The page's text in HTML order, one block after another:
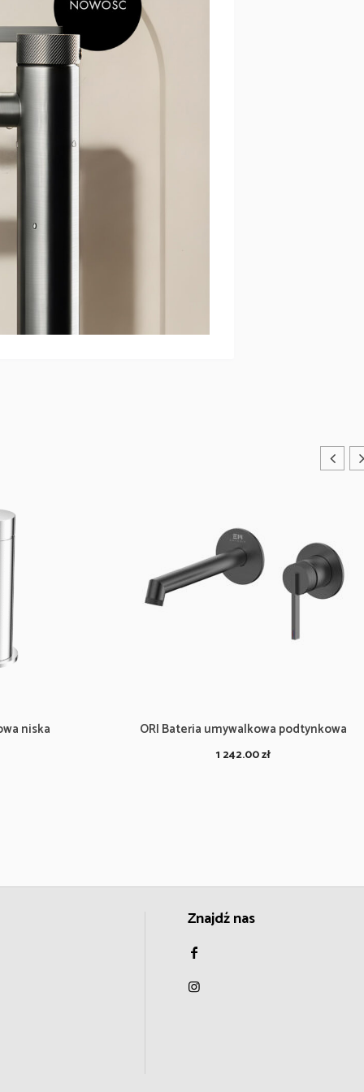
niska ORI Bateria umywalkowa podtynkowa
1 242.00zł
Znajdź nas